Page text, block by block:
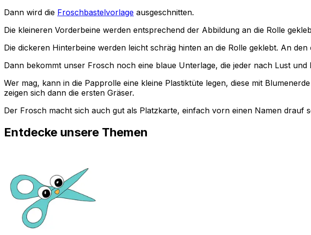
Dann wird die Froschbastelvorlage ausgeschnitten.
Die kleineren Vorderbeine werden entsprechend der Abbildung an die Rolle
Die dickeren Hinterbeine werden leicht schräg hinten an die Rolle geklebt. An
Dann bekommt unser Frosch noch eine blaue Unterlage, die jeder nach Lust und
Wer mag, kann in die Papprolle eine kleine Plastiktüte legen, diese mit
zeigen sich dann die ersten Gräser.
Der Frosch macht sich auch gut als Platzkarte, einfach vorn einen Namen drauf
Entdecke unsere Themen